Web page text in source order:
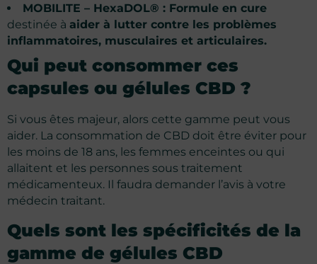
MOBILITE – HexaDOL® : Formule en cure
destinée à aider à lutter contre les problèmes
inflammatoires, musculaires et articulaires.
Qui peut consommer ces
capsules ou gélules CBD ?
Si vous êtes majeur, alors cette gamme peut vous
aider. La consommation de CBD doit être éviter pour
les moins de 18 ans, les femmes enceintes ou qui
allaitent et les personnes sous traitement
médicamenteux. Il faudra demander l’avis à votre
médecin traitant.
Quels sont les spécificités de la
gamme de gélules CBD